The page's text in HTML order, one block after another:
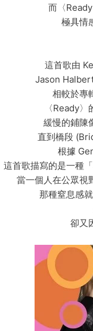
而〈
極具情
這首歌由
Jason
相較於專
〈Ready
緩慢的鋪陳
直到橋段
根據
這首歌描寫的是一種
當一個人在公眾視
那種窒息感
卻又